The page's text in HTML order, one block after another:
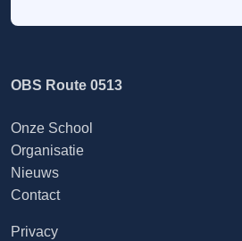
OBS Route 0513
Onze School
Organisatie
Nieuws
Contact
Privacy